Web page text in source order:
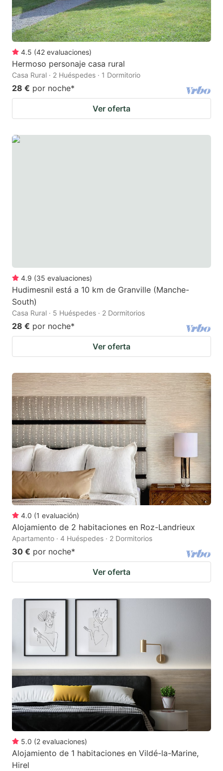
4.5 (42 evaluaciones)
Hermoso personaje casa rural
Casa Rural · 2 Huéspedes · 1 Dormitorio
28 € por noche*
Ver oferta
4.9 (35 evaluaciones)
Hudimesnil está a 10 km de Granville (Manche-
South)
Casa Rural · 5 Huéspedes · 2 Dormitorios
28 € por noche*
Ver oferta
4.0 (1 evaluación)
Alojamiento de 2 habitaciones en Roz-Landrieux
Apartamento · 4 Huéspedes · 2 Dormitorios
30 € por noche*
Ver oferta
5.0 (2 evaluaciones)
Alojamiento de 1 habitaciones en Vildé-la-Marine,
Hirel